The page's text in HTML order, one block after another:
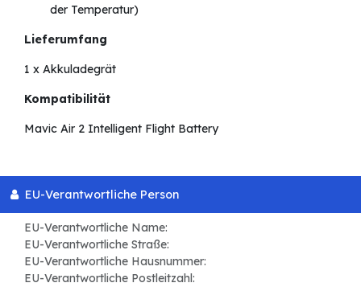
der Temperatur)
Lieferumfang
1 x Akkuladegrät
Kompatibilität
Mavic Air 2 Intelligent Flight Battery
EU-Verantwortliche Person
EU-Verantwortliche Name:
EU-Verantwortliche Straße:
EU-Verantwortliche Hausnummer:
EU-Verantwortliche Postleitzahl: